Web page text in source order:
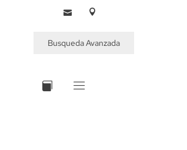
Busqueda Avanzada